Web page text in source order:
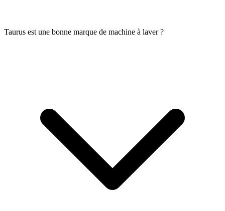
Taurus est une bonne marque de machine à laver ?